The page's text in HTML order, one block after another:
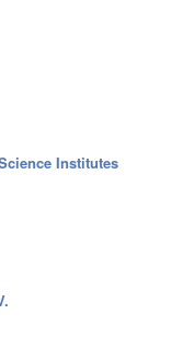
Institutes